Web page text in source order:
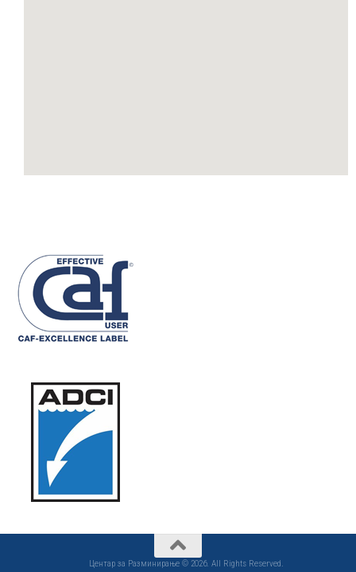
Центар за Разминирање © 2026. All Rights Reserved.